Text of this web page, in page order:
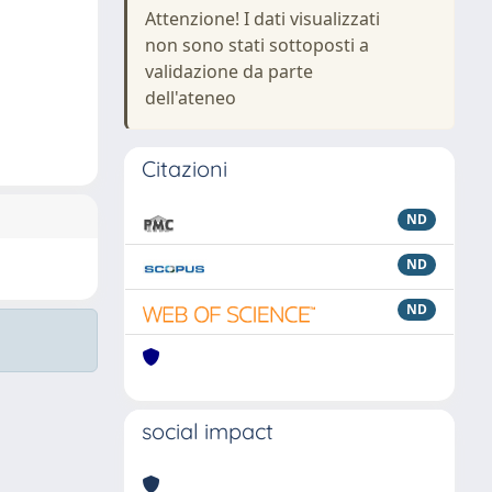
Attenzione! I dati visualizzati
non sono stati sottoposti a
validazione da parte
dell'ateneo
Citazioni
ND
ND
ND
social impact